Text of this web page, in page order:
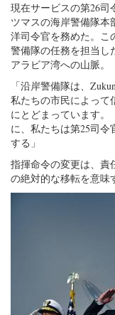
現在サービスの第26司
ツマスの海岸警備隊本
洋司令官を務めた。こ
警備隊の任務を担当し
アラビア湾への山脈。
「沿岸警備隊は、
私たちの市民によって
にとどまっています。
に、私たちは第25司
する」
指揮命令の変更は、責
の絶対的な移転を意味